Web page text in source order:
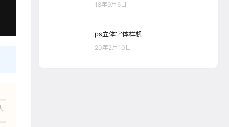
18年9月6日
ps立体字体样机
20年2月10日